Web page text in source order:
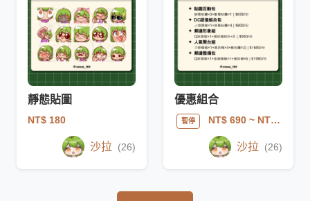
靜態貼圖
NT$ 180
沙拉 (26)
優惠組合
暫停 NT$ 690~ NT$ 1980
沙拉 (26)